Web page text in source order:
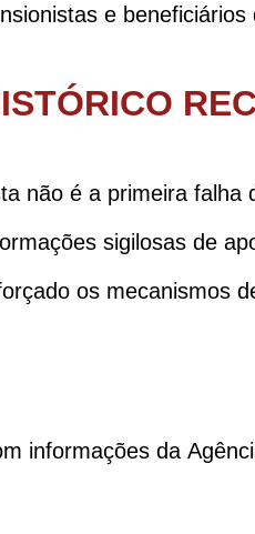
e
não é a primeira falha
sigilosas de
os mecanismos
informações da